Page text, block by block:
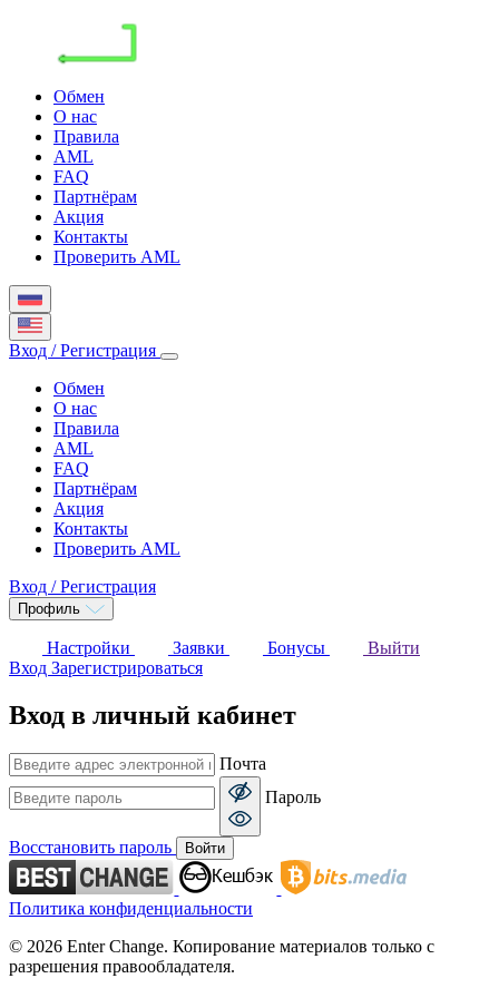
Обмен
О нас
Правила
AML
FAQ
Партнёрам
Акция
Контакты
Проверить AML
Вход / Регистрация
Обмен
О нас
Правила
AML
FAQ
Партнёрам
Акция
Контакты
Проверить AML
Вход / Регистрация
Профиль
Настройки Заявки Бонусы
Выйти
Вход Зарегистрироваться
Вход в личный кабинет
Почта
Пароль
Восстановить пароль Войти
Политика конфиденциальности
© 2026 Enter Change. Копирование материалов только с
разрешения правообладателя.